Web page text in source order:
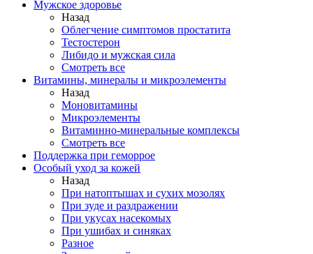
Мужское здоровье
Назад
Облегчение симптомов простатита
Тестостерон
Либидо и мужская сила
Смотреть все
Витамины, минералы и микроэлементы
Назад
Моновитамины
Микроэлементы
Витаминно-минеральные комплексы
Смотреть все
Поддержка при геморрое
Особый уход за кожей
Назад
При натоптышах и сухих мозолях
При зуде и раздражении
При укусах насекомых
При ушибах и синяках
Разное